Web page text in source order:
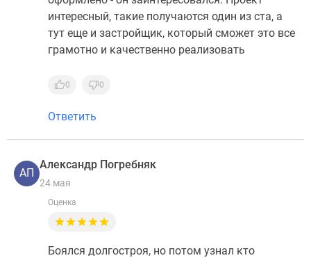
интересный, такие получаются один из ста, а
тут еще и застройщик, который сможет это все
грамотно и качественно реализовать
0 0
Ответить
АП
Александр Погребняк
24 мая
Оценка
Боялся долгостроя, но потом узнал кто